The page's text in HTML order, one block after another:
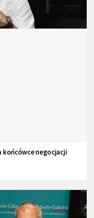
końcówce negocjacji